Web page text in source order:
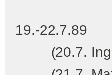
19.-22.7.89
(20.7. Inga